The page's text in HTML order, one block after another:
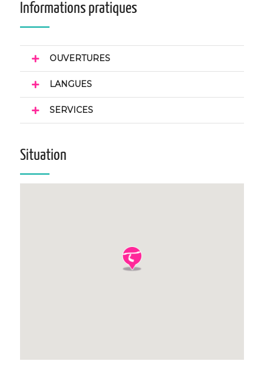
Informations pratiques
OUVERTURES
LANGUES
SERVICES
Situation